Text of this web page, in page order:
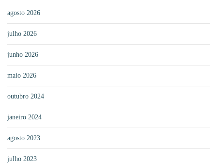
agosto 2026
julho 2026
junho 2026
maio 2026
outubro 2024
janeiro 2024
agosto 2023
julho 2023